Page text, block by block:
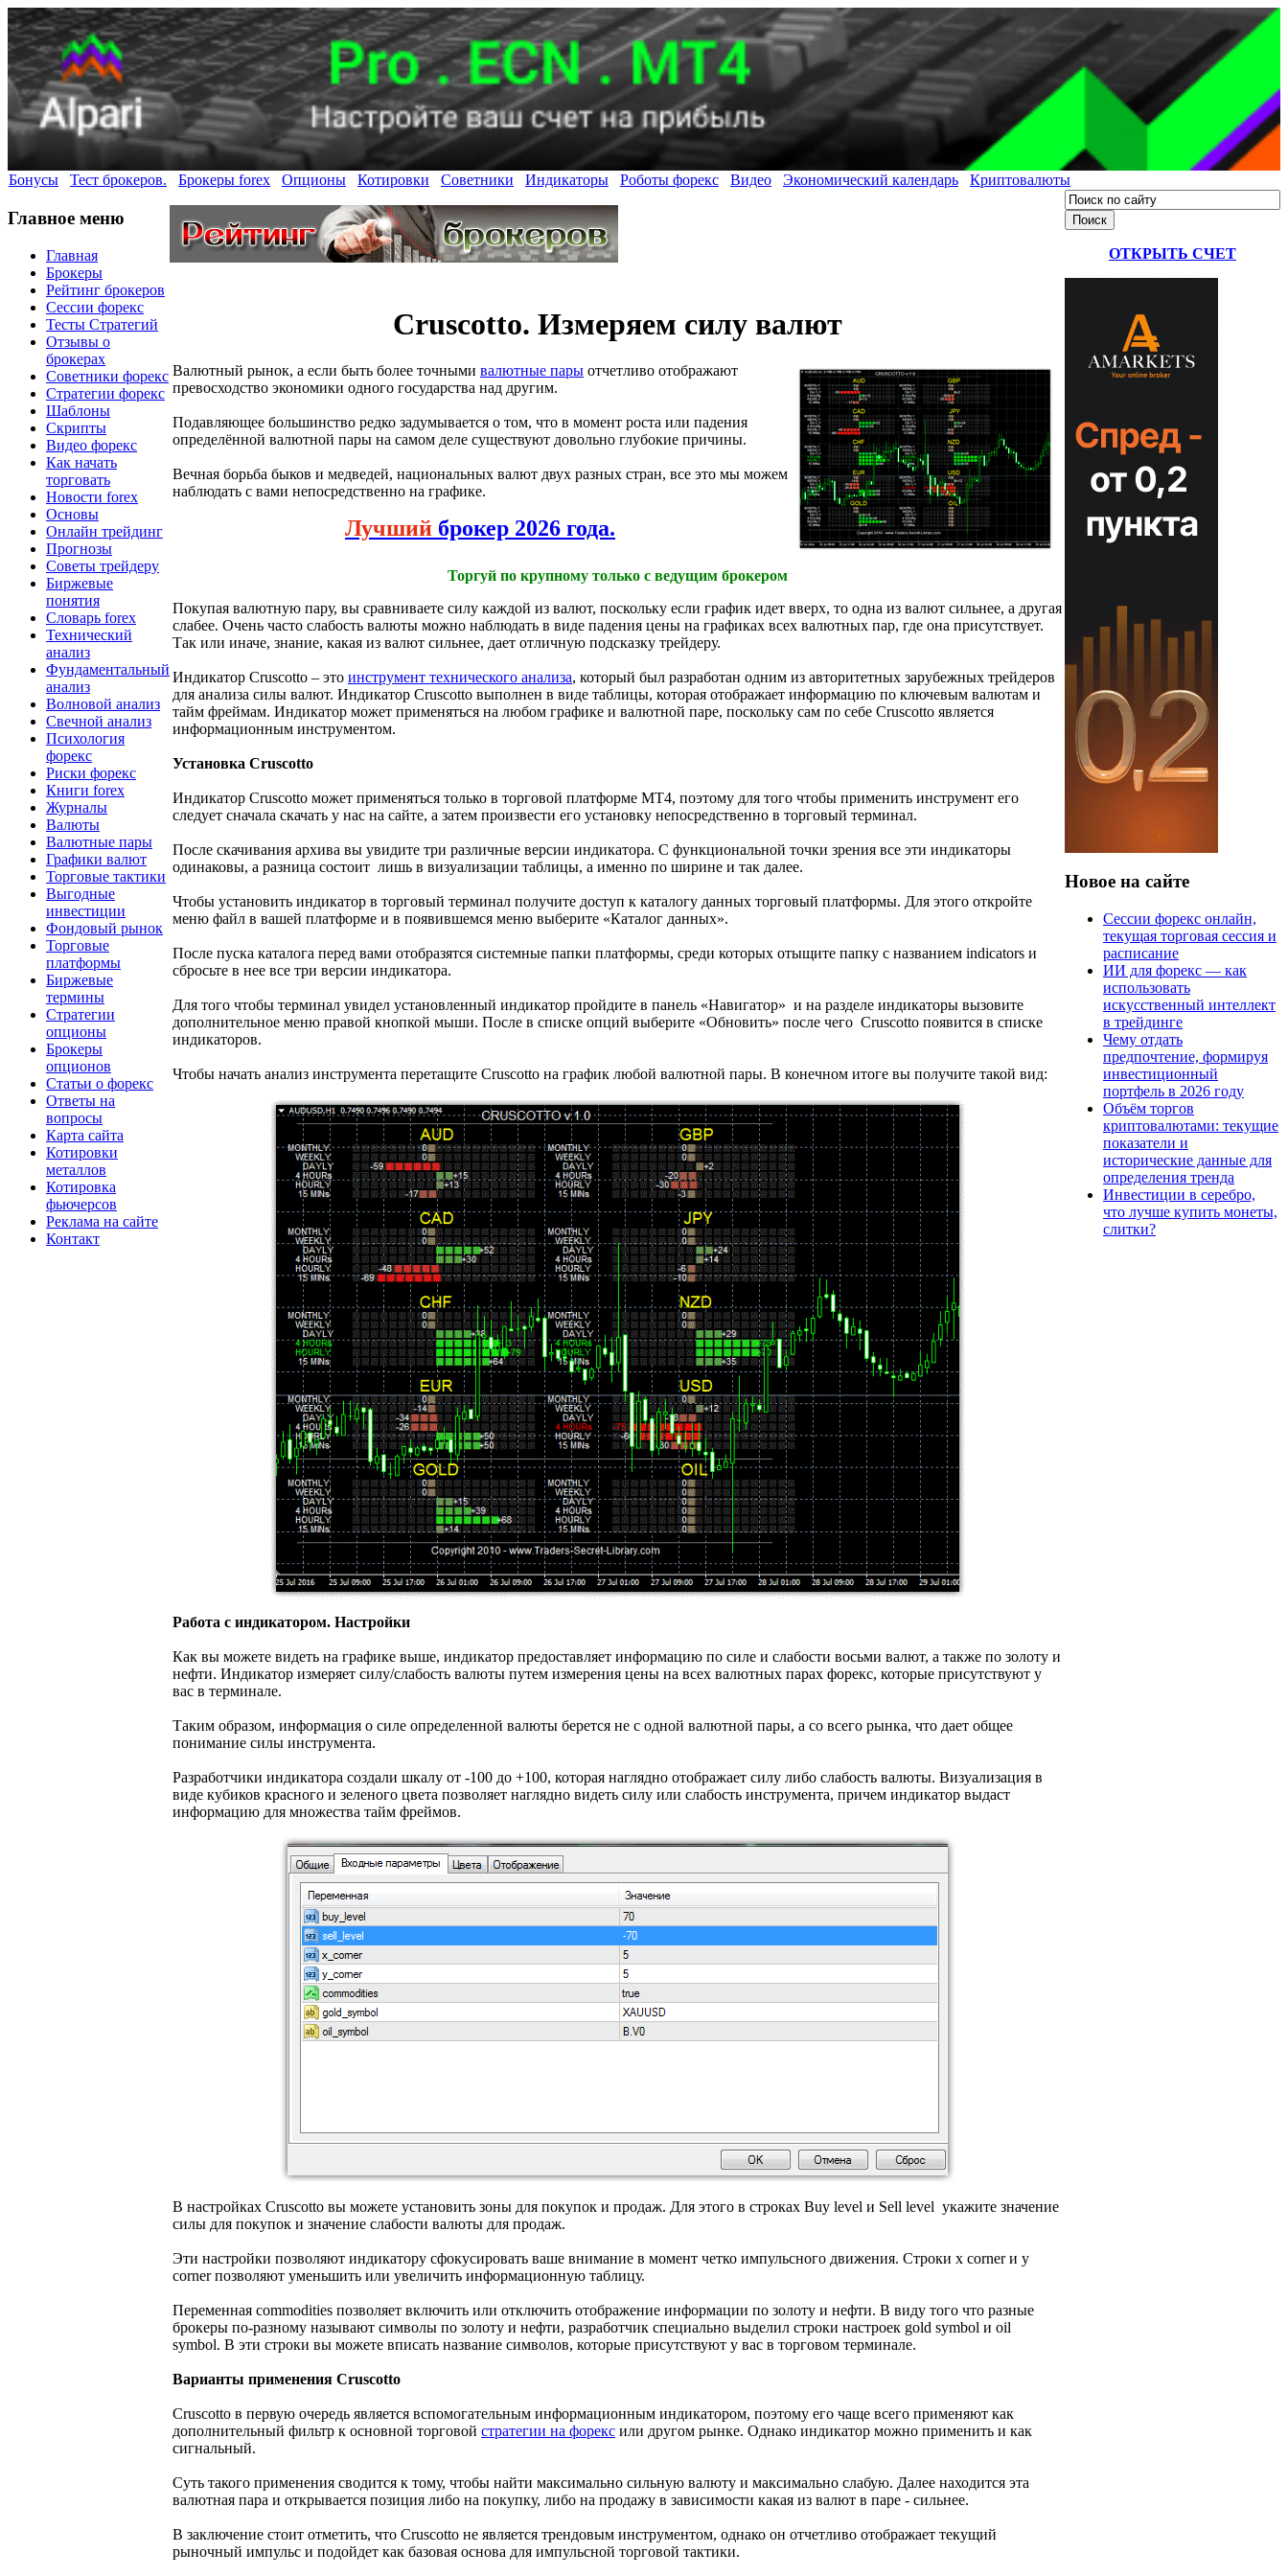
Бонусы Тест брокеров. Брокеры forex Опционы Котировки Советники Индикаторы Роботы форекс Видео Экономический календарь Криптовалюты
Главное меню
Главная
Брокеры
Рейтинг брокеров
Сессии форекс
Тесты Стратегий
Отзывы о
брокерах
Советники форекс
Стратегии форекс
Шаблоны
Скрипты
Видео форекс
Как начать
торговать
Новости forex
Основы
Онлайн трейдинг
Прогнозы
Советы трейдеру
Биржевые
понятия
Словарь forex
Технический
анализ
Фундаментальный
анализ
Волновой анализ
Свечной анализ
Психология
форекс
Риски форекс
Книги forex
Журналы
Валюты
Валютные пары
Графики валют
Торговые тактики
Выгодные
инвестиции
Фондовый рынок
Торговые
платформы
Биржевые
термины
Стратегии
опционы
Брокеры
опционов
Статьи о форекс
Ответы на
вопросы
Карта сайта
Котировки
металлов
Котировка
фьючерсов
Реклама на сайте
Контакт
Cruscotto. Измеряем силу валют
Валютный рынок, а если быть более точными валютные пары отчетливо отображают
превосходство экономики одного государства над другим.
Подавляющее большинство редко задумывается о том, что в момент роста или падения
определённой валютной пары на самом деле существуют довольно глубокие причины.
Вечная борьба быков и медведей, национальных валют двух разных стран, все это мы можем
наблюдать с вами непосредственно на графике.
Лучший брокер 2026 года.
Торгуй по крупному только с ведущим брокером
Покупая валютную пару, вы сравниваете силу каждой из валют, поскольку если график идет вверх, то одна из валют сильнее, а другая
слабее. Очень часто слабость валюты можно наблюдать в виде падения цены на графиках всех валютных пар, где она присутствует.
Так или иначе, знание, какая из валют сильнее, дает отличную подсказку трейдеру.
Индикатор Cruscotto – это инструмент технического анализа, который был разработан одним из авторитетных зарубежных трейдеров
для анализа силы валют. Индикатор Cruscotto выполнен в виде таблицы, которая отображает информацию по ключевым валютам и
тайм фреймам. Индикатор может применяться на любом графике и валютной паре, поскольку сам по себе Cruscotto является
информационным инструментом.
Установка Cruscotto
Индикатор Cruscotto может применяться только в торговой платформе МТ4, поэтому для того чтобы применить инструмент его
следует сначала скачать у нас на сайте, а затем произвести его установку непосредственно в торговый терминал.
После скачивания архива вы увидите три различные версии индикатора. С функциональной точки зрения все эти индикаторы
одинаковы, а разница состоит лишь в визуализации таблицы, а именно по ширине и так далее.
Чтобы установить индикатор в торговый терминал получите доступ к каталогу данных торговый платформы. Для этого откройте
меню файл в вашей платформе и в появившемся меню выберите «Каталог данных».
После пуска каталога перед вами отобразятся системные папки платформы, среди которых отыщите папку с названием indicators и
сбросьте в нее все три версии индикатора.
Для того чтобы терминал увидел установленный индикатор пройдите в панель «Навигатор» и на разделе индикаторы вызовите
дополнительное меню правой кнопкой мыши. После в списке опций выберите «Обновить» после чего Cruscotto появится в списке
индикаторов.
Чтобы начать анализ инструмента перетащите Cruscotto на график любой валютной пары. В конечном итоге вы получите такой вид:
Работа с индикатором. Настройки
Как вы можете видеть на графике выше, индикатор предоставляет информацию по силе и слабости восьми валют, а также по золоту и
нефти. Индикатор измеряет силу/слабость валюты путем измерения цены на всех валютных парах форекс, которые присутствуют у
вас в терминале.
Таким образом, информация о силе определенной валюты берется не с одной валютной пары, а со всего рынка, что дает общее
понимание силы инструмента.
Разработчики индикатора создали шкалу от -100 до +100, которая наглядно отображает силу либо слабость валюты. Визуализация в
виде кубиков красного и зеленого цвета позволяет наглядно видеть силу или слабость инструмента, причем индикатор выдаст
информацию для множества тайм фреймов.
В настройках Cruscotto вы можете установить зоны для покупок и продаж. Для этого в строках Buy level и Sell level укажите значение
силы для покупок и значение слабости валюты для продаж.
Эти настройки позволяют индикатору сфокусировать ваше внимание в момент четко импульсного движения. Строки x corner и y
corner позволяют уменьшить или увеличить информационную таблицу.
Переменная commodities позволяет включить или отключить отображение информации по золоту и нефти. В виду того что разные
брокеры по-разному называют символы по золоту и нефти, разработчик специально выделил строки настроек gold symbol и oil
symbol. В эти строки вы можете вписать название символов, которые присутствуют у вас в торговом терминале.
Варианты применения Cruscotto
Cruscotto в первую очередь является вспомогательным информационным индикатором, поэтому его чаще всего применяют как
дополнительный фильтр к основной торговой стратегии на форекс или другом рынке. Однако индикатор можно применить и как
сигнальный.
Суть такого применения сводится к тому, чтобы найти максимально сильную валюту и максимально слабую. Далее находится эта
валютная пара и открывается позиция либо на покупку, либо на продажу в зависимости какая из валют в паре - сильнее.
В заключение стоит отметить, что Cruscotto не является трендовым инструментом, однако он отчетливо отображает текущий
рыночный импульс и подойдет как базовая основа для импульсной торговой тактики.
ОТКРЫТЬ СЧЕТ
Новое на сайте
Сессии форекс онлайн,
текущая торговая сессия и
расписание
ИИ для форекс — как
использовать
искусственный интеллект
в трейдинге
Чему отдать
предпочтение, формируя
инвестиционный
портфель в 2026 году
Объём торгов
криптовалютами: текущие
показатели и
исторические данные для
определения тренда
Инвестиции в серебро,
что лучше купить монеты,
слитки?